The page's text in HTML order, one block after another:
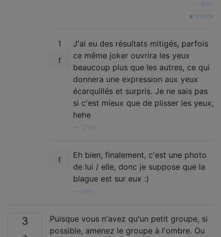
mmr
source
1
J'ai eu des résultats mitigés, parfois
ce même joker ouvrira les yeux
beaucoup plus que les autres, ce qui
donnera une expression aux yeux
écarquillés et surpris. Je ne sais pas
si c'est mieux que de plisser les yeux,
hehe
Chris
Eh bien, finalement, c'est une photo
de lui / elle, donc je suppose que la
blague est sur eux :)
mmr
3
Puisque vous n'avez qu'un petit groupe, si
possible, amenez le groupe à l'ombre. Ou